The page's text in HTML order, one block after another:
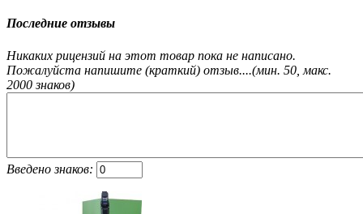
Последние отзывы
Никаких рицензий на этот товар пока не написано.
Пожалуйста напишите (краткий) отзыв....(мин. 50, макс.
2000 знаков)
Введено знаков: